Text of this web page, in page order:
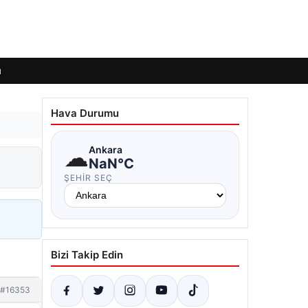
#16353
Hava Durumu
☁Ankara
NaN°C
ŞEHIR SEÇ
Bizi Takip Edin